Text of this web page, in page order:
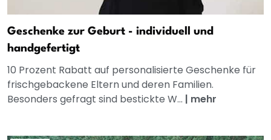
Geschenke zur Geburt - individuell und
handgefertigt
10 Prozent Rabatt auf personalisierte Geschenke für
frischgebackene Eltern und deren Familien.
Besonders gefragt sind bestickte W... | mehr